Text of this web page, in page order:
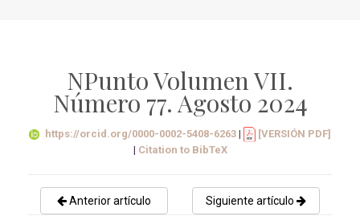
NPunto Volumen VII.
Número 77. Agosto 2024
https://orcid.org/0000-0002-5408-6263|
[VERSIÓN PDF]
| Citation to BibTeX
Anterior artículo Siguiente artículo